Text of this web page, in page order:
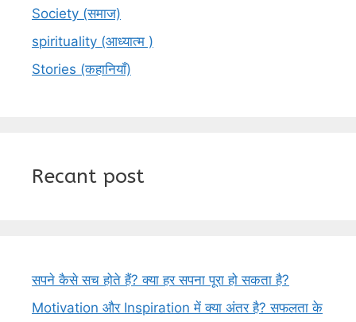
Society (समाज)
spirituality (आध्यात्म )
Stories (कहानियाँ)
Recant post
सपने कैसे सच होते हैं? क्या हर सपना पूरा हो सकता है?
Motivation और Inspiration में क्या अंतर है? सफलता के